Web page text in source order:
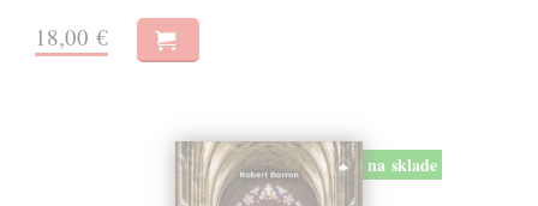
18,00 €
na sklade